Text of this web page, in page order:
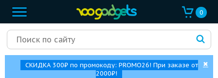
0
СКИДКА 300₽ по промокоду: PROMO26! При заказе от
2000₽!
✖